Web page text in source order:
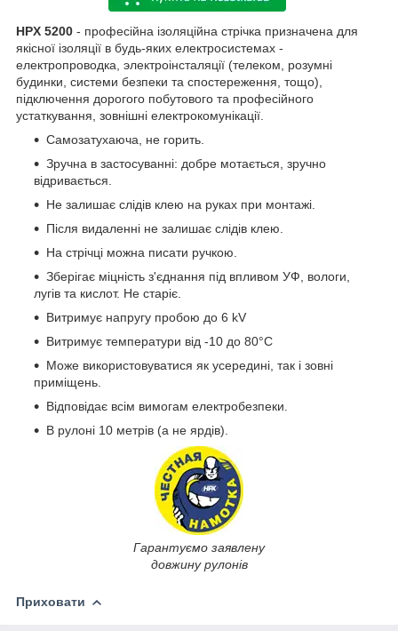
HPX 5200 - професійна ізоляційна стрічка призначена для
якісної ізоляції в будь-яких електросистемах -
електропроводка, электроінсталяції (телеком, розумні
будинки, системи безпеки та спостереження, тощо),
підключення дорогого побутового та професійного
устаткування, зовнішні електрокомунікації.
Самозатухаюча, не горить.
Зручна в застосуванні: добре мотається, зручно
відривається.
Не залишає слідів клею на руках при монтажі.
Після видаленні не залишає слідів клею.
На стрічці можна писати ручкою.
Зберігає міцність з'єднання під впливом УФ, вологи,
лугів та кислот. Не старіє.
Витримує напругу пробою до 6 kV
Витримує температури від -10 до 80°С
Може використовуватися як усередині, так і зовні
приміщень.
Відповідає всім вимогам електробезпеки.
В рулоні 10 метрів (а не ярдів).
Гарантуємо заявлену
довжину рулонів
Приховати